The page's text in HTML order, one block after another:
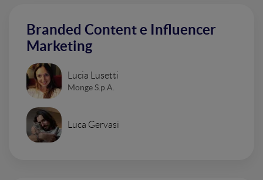
Branded Content e Influencer
Marketing
Lucia Lusetti
Monge S.p.A.
Luca Gervasi